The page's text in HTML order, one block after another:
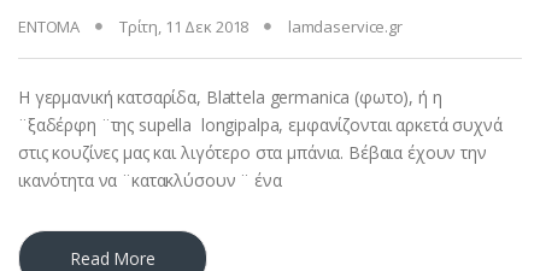
ΕΝΤΟΜΑ Τρίτη, 11 Δεκ 2018 lamdaservice.gr
Η γερμανική κατσαρίδα, Blattela germanica (φωτο), ή η
¨ξαδέρφη ¨της supella longipalpa, εμφανίζονται αρκετά συχνά
στις κουζίνες μας και λιγότερο στα μπάνια. Βέβαια έχουν την
ικανότητα να ¨κατακλύσουν ¨ ένα
Read More